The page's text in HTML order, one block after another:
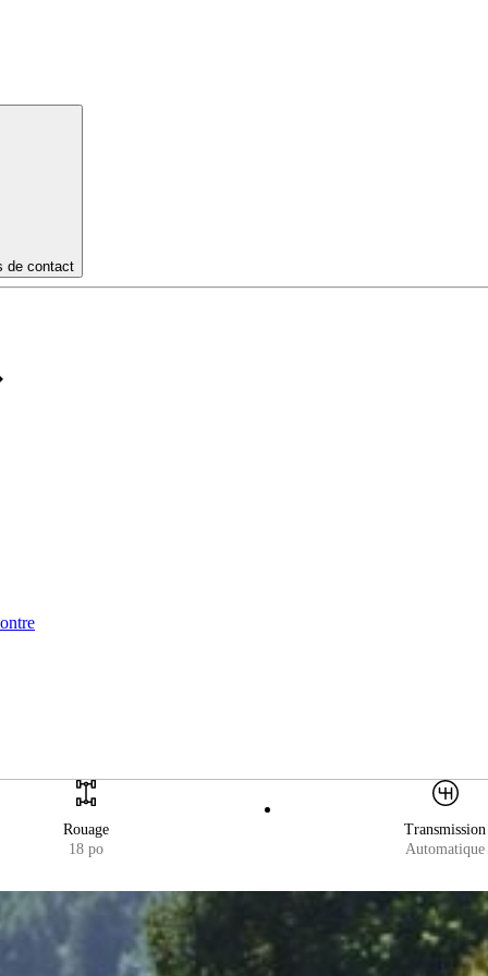
de contact
Rouage
18 po
Transmission
Automatique